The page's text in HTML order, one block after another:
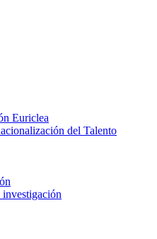
Euriclea
del Talento
investigación